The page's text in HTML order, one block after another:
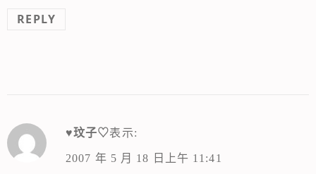
REPLY
♥玟子♡表示:
2007 年 5 月 18 日上午 11:41